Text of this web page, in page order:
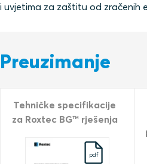
i uvjetima za zaštitu od zračenih
Preuzimanje
Tehničke specifikacije
za Roxtec BG™ rješenja
pdf